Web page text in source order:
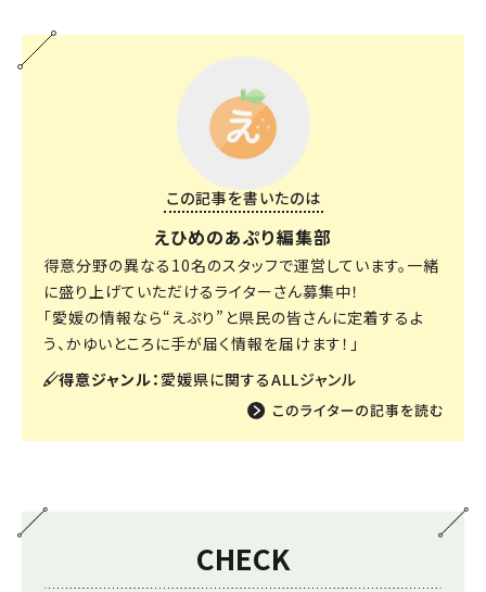
この記事を書いたのは
えひめのあぷり編集部
得意分野の異なる10名のスタッフで運営しています。一緒
に盛り上げていただけるライターさん募集中！
「愛媛の情報なら“えぷり”と県民の皆さんに定着するよ
う、かゆいところに手が届く情報を届けます！」
得意ジャンル： 愛媛県に関するALLジャンル
CHECK